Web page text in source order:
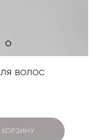
волос